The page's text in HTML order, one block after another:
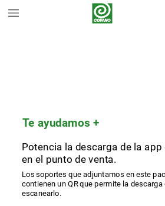
Potencia la descarga de la app
en el punto de venta.
Los soportes que adjuntamos en este
contienen un QRque permite la descarga
escanearlo.
Te ayudamos +